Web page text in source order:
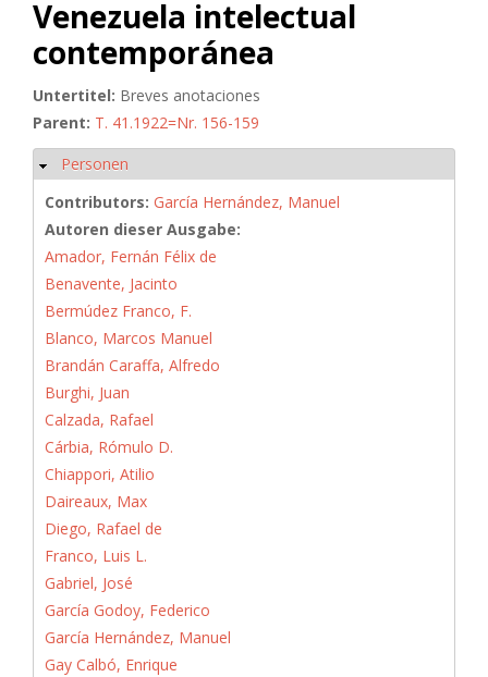
Venezuela intelectual
contemporánea
Untertitel: Breves anotaciones
Parent: T. 41.1922=Nr. 156-159
Hide
Personen
Contributors: García Hernández, Manuel
Autoren dieser Ausgabe:
Amador, Fernán Félix de
Benavente, Jacinto
Bermúdez Franco, F.
Blanco, Marcos Manuel
Brandán Caraffa, Alfredo
Burghi, Juan
Calzada, Rafael
Cárbia, Rómulo D.
Chiappori, Atilio
Daireaux, Max
Diego, Rafael de
Franco, Luis L.
Gabriel, José
García Godoy, Federico
García Hernández, Manuel
Gay Calbó, Enrique